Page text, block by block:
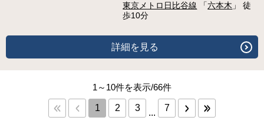
東京メトロ日比谷線 「六本木 」 徒
歩10分
詳細を見る
1～10件を表示/66件
1 2 3 ... 7